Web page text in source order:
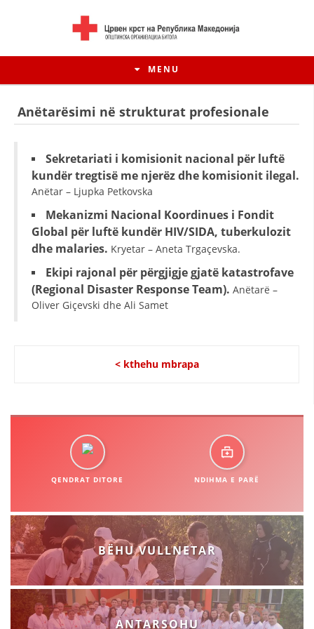
MENU
HISTORIA E KRYQIT TË KUQ
ANËTARËSIMI NË STRUKTURAT PROFESIONALE
STATUTI I KRYQIT TË KUQ
ORGANIZIMI DHE ZHVILLIMI
BORDI DREJTUES
KUVENDI
STRUKTURA DHE STRUKTURA ORGANIZATIVE
Anëtarësimi në strukturat profesionale
Sekretariati i komisionit nacional për luftë
kundër tregtisë me njerëz dhe komisionit ilegal.
Anëtar – Ljupka Petkovska
Mekanizmi Nacional Koordinues i Fondit
Global për luftë kundër HIV/SIDA, tuberkulozit
dhe malaries. Kryetar – Aneta Trgaçevska.
Ekipi rajonal për përgjigje gjatë katastrofave
(Regional Disaster Response Team). Anëtarë –
Oliver Giçevski dhe Ali Samet
< kthehu mbrapa
QENDRAT DITORE NDIHMA E PARË
BËHU VULLNETAR
ANTARSOHU